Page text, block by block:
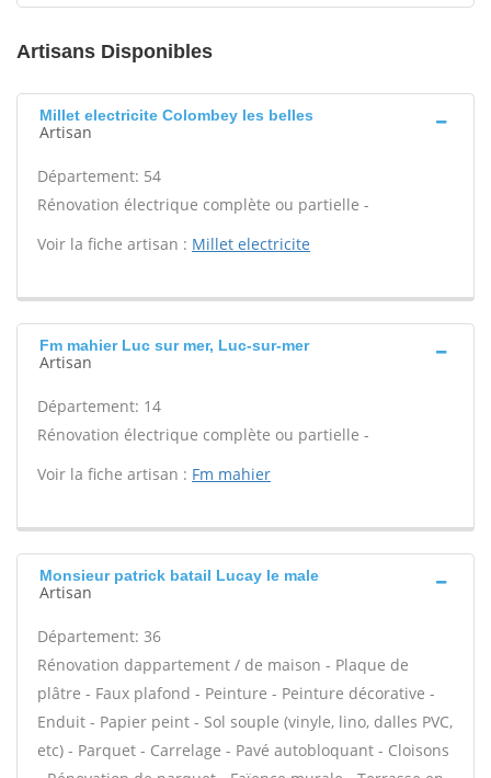
Artisans Disponibles
Millet electricite Colombey les belles
Artisan
Département: 54
Rénovation électrique complète ou partielle -
Voir la fiche artisan : Millet electricite
Fm mahier Luc sur mer, Luc-sur-mer
Artisan
Département: 14
Rénovation électrique complète ou partielle -
Voir la fiche artisan : Fm mahier
Monsieur patrick batail Lucay le male
Artisan
Département: 36
Rénovation dappartement / de maison - Plaque de
plâtre - Faux plafond - Peinture - Peinture décorative -
Enduit - Papier peint - Sol souple (vinyle, lino, dalles PVC,
etc) - Parquet - Carrelage - Pavé autobloquant - Cloisons